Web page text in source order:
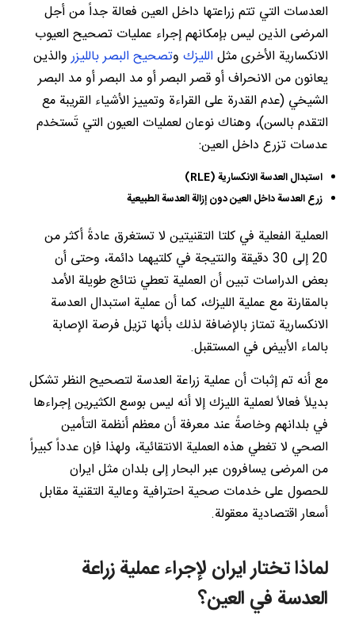
العدسات التي تتم زراعتها داخل العين فعالة جداً من أجل
المرضى الذين ليس بإمكانهم إجراء عمليات تصحيح العيوب
الانكسارية الأخرى مثل الليزكوتصحيح البصر بالليزروالذين
يعانون من الانحراف أو قصر البصر أو مد البصر أو مد البصر
الشيخي (عدم القدرة على القراءة وتمييز الأشياء القريبة مع
التقدم بالسن)، وهناك نوعان لعمليات العيون التي تَستخدم
عدسات تزرع داخل العين:
استبدال العدسة الانكسارية(RLE)
زرع العدسة داخل العين دون إزالة العدسة الطبيعية
العملية الفعلية في كلتا التقنيتين لا تستغرق عادةً أكثر من
20 إلى 30 دقيقة والنتيجة في كلتيهما دائمة، وحتى أن
بعض الدراسات تبين أن العملية تعطي نتائج طويلة الأمد
بالمقارنة مع عملية الليزك، كما أن عملية استبدال العدسة
الانكسارية تمتاز بالإضافة لذلك بأنها تزيل فرصة الإصابة
بالماء الأبيض في المستقبل.
مع أنه تم إثبات أن عملية زراعة العدسة لتصحيح النظر تشكل
بديلاً فعالاً لعملية الليزك إلا أنه ليس بوسع الكثيرين إجراءها
في بلدانهم وخاصةً عند معرفة أن معظم أنظمة التأمين
الصحي لا تغطي هذه العملية الانتقائية، ولهذا فإن عدداً كبيراً
من المرضى يسافرون عبر البحار إلى بلدان مثل ايران
للحصول على خدمات صحية احترافية وعالية التقنية مقابل
أسعار اقتصادية معقولة.
لماذا تختار ايران لإجراء عملية زراعة
العدسة في العين؟